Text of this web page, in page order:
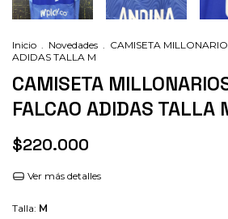
Inicio . Novedades . CAMISETA
ADIDAS TALLA M
CAMISETA
FALCAO ADIDAS TALLA
$220.000
Ver más detalles
Talla: M